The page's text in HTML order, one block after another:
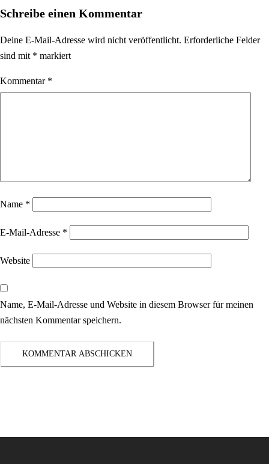
Schreibe einen Kommentar
Deine E-Mail-Adresse wird nicht veröffentlicht. Erforderliche Felder
sind mit * markiert
Kommentar *
Name *
E-Mail-Adresse *
Website
Name, E-Mail-Adresse und Website in diesem Browser für meinen
nächsten Kommentar speichern.